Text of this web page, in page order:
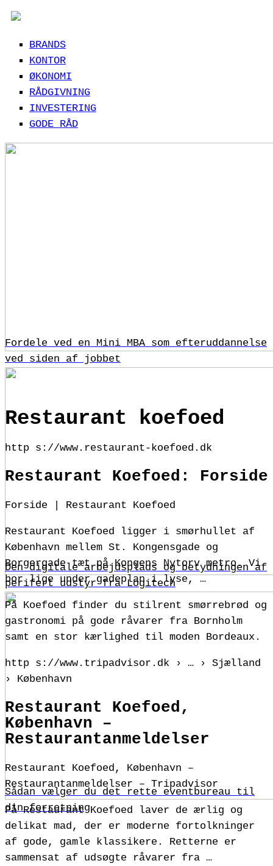
BRANDS
KONTOR
ØKONOMI
RÅDGIVNING
INVESTERING
GODE RÅD
Fordele ved en Mini MBA som efteruddannelse
ved siden af jobbet
Den digitale arbejdsplads og betydningen af
perifert udstyr fra Logitech
Sådan vælger du det rette eventbureau til
din forretning
Restaurant koefoed
http s://www.restaurant-koefoed.dk
Restaurant Koefoed: Forside
Forside | Restaurant Koefoed
Restaurant Koefoed ligger i smørhullet af
København mellem St. Kongensgade og
Borgergade tæt på Kongens Nytorv metro. Vi
bor lige under gadeplan i lyse, …
På Koefoed finder du stilrent smørrebrød og
gastronomi på gode råvarer fra Bornholm
samt en stor kærlighed til moden Bordeaux.
http s://www.tripadvisor.dk › … › Sjælland
› København
Restaurant Koefoed,
København –
Restaurantanmeldelser
Restaurant Koefoed, København –
Restaurantanmeldelser – Tripadvisor
På Restaurant Koefoed laver de ærlig og
delikat mad, der er moderne fortolkninger
af gode, gamle klassikere. Retterne er
sammensat af udsøgte råvarer fra …